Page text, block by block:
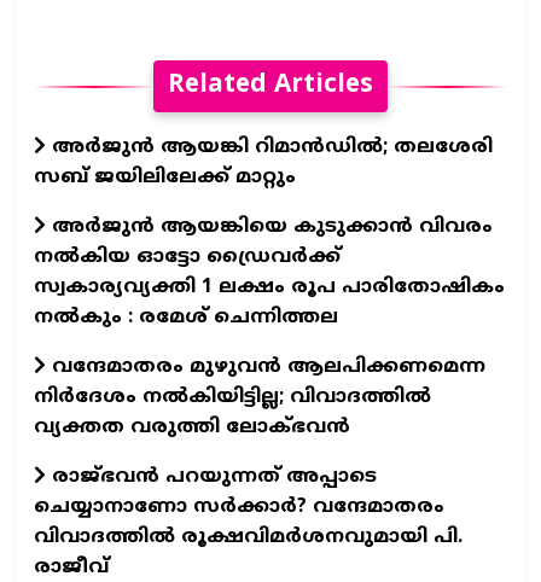
Related Articles
അർജുൻ ആയങ്കി റിമാൻഡിൽ; തലശേരി
സബ് ജയിലിലേക്ക് മാറ്റും
അർജുൻ ആയങ്കിയെ കുടുക്കാൻ വിവരം
നൽകിയ ഓട്ടോ ഡ്രൈവർക്ക്
സ്വകാര്യവ്യക്തി 1 ലക്ഷം രൂപ പാരിതോഷികം
നൽകും : രമേശ് ചെന്നിത്തല
വന്ദേമാതരം മുഴുവൻ ആലപിക്കണമെന്ന
നിർദേശം നൽകിയിട്ടില്ല; വിവാദത്തിൽ
വ്യക്തത വരുത്തി ലോക്ഭവൻ
രാജ്ഭവൻ പറയുന്നത് അപ്പാടെ
ചെയ്യാനാണോ സർക്കാർ? വന്ദേമാതരം
വിവാദത്തിൽ രൂക്ഷവിമർശനവുമായി പി.
രാജീവ്